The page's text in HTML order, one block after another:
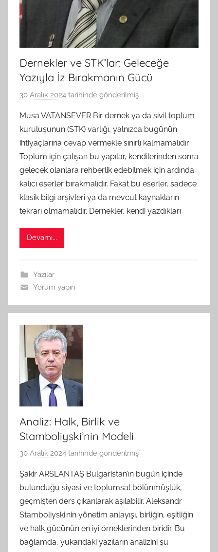
Dernekler ve STK’lar: Geleceğe
Yazıyla İz Bırakmanın Gücü
30 Aralık 2024 tarihinde gönderilmiş
S
A
M
t
a
r
a
f
Musa VATANSEVER Bir dernek ya da sivil toplum
kuruluşunun (STK) varlığı, yalnızca bugünün
ihtiyaçlarına cevap vermekle sınırlı kalmamalıdır.
Toplum için çalışan bu yapılar, kendilerinden sonra
gelecek olanlara rehberlik edebilmek için ardında
kalıcı eserler bırakmalıdır. Fakat bu eserler, sadece
klasik bilgi arşivleri ya da mevcut kaynakların
tekrarı olmamalıdır. Dernekler, kendi yazdıkları
Devamı...
Yazılar
Yorum yapın
Analiz: Halk, Birlik ve
Stamboliyski’nin Modeli
30 Aralık 2024 tarihinde gönderilmiş
S
A
M
t
a
r
Şakir ARSLANTAŞ Bulgaristan’ın bugün içinde
bulunduğu siyasi ve toplumsal bölünmüşlük,
geçmişten ders çıkarılarak aşılabilir. Aleksandr
Stamboliyski’nin yönetim anlayışı, birliğin, eşitliğin
ve halk gücünün en iyi örneklerinden biridir. Bu
bağlamda, yukarıdaki yazıların analizini şu